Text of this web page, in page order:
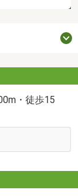
・徒歩15
・徒歩15分）
・徒歩
（約248m・徒